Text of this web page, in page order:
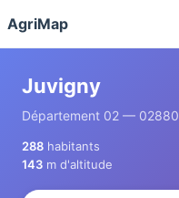
AgriMap
Juvigny
Département 02 — 02880
288 habitants
143 m d'altitude